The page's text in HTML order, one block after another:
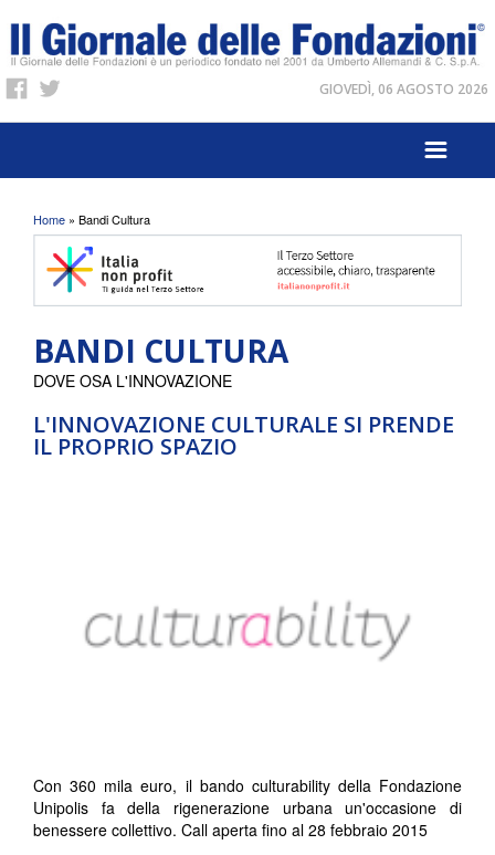
GIOVEDÌ, 06 AGOSTO 2026
Tu sei qui
Home » Bandi Cultura
BANDI CULTURA
L'INNOVAZIONE CULTURALE SI PRENDE
IL PROPRIO SPAZIO
DOVE OSA L'INNOVAZIONE
Con 360 mila euro, il bando culturability della Fondazione
Unipolis fa della rigenerazione urbana un'occasione di
benessere collettivo. Call aperta fino al 28 febbraio 2015